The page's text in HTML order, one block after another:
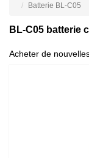
Batterie BL-C05
BL-C05 batterie
Acheter de